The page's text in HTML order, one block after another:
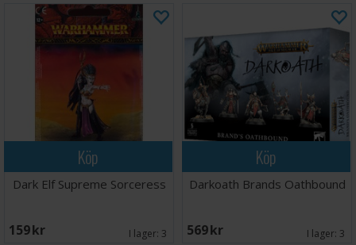
Köp
Dark Elf Supreme Sorceress
159 SEK I lager: 3
Köp
Darkoath Brands Oathbound
569 SEK I lager: 3